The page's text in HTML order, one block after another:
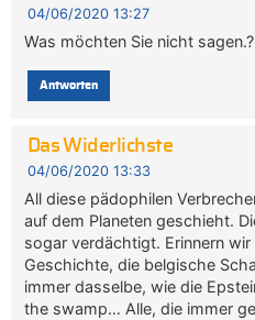
04/06/2020 13:27
Was möchten Sie nicht sagen.?
Antworten
Das Widerlichste
04/06/2020 13:33
All diese pädophilen
auf dem Planeten geschieht.
sogar verdächtigt. Erinnern wir
Geschichte, die belgische
immer dasselbe, wie die
the swamp… Alle, die immer